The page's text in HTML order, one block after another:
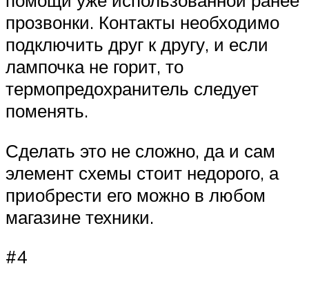
прозвонки. Контакты необходимо
подключить друг к другу, и если
лампочка не горит, то
термопредохранитель следует
поменять.
Сделать это не сложно, да и сам
элемент схемы стоит недорого, а
приобрести его можно в любом
магазине техники.
#4